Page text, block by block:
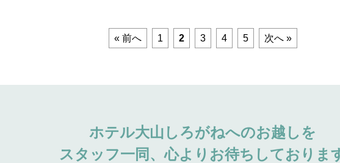
« 前へ 1 2 3 4 5 次へ »
ホテル大山しろがねへのお越しを
スタッフ一同、心よりお待ちしておりま